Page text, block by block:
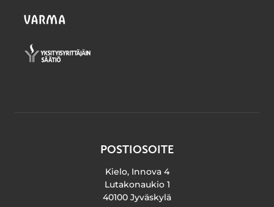
POSTIOSOITE
Kielo, Innova 4
Lutakonaukio 1
40100 Jyväskylä